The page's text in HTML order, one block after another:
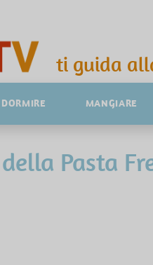
ti guida
DORMIRE MANGIARE
Pasta